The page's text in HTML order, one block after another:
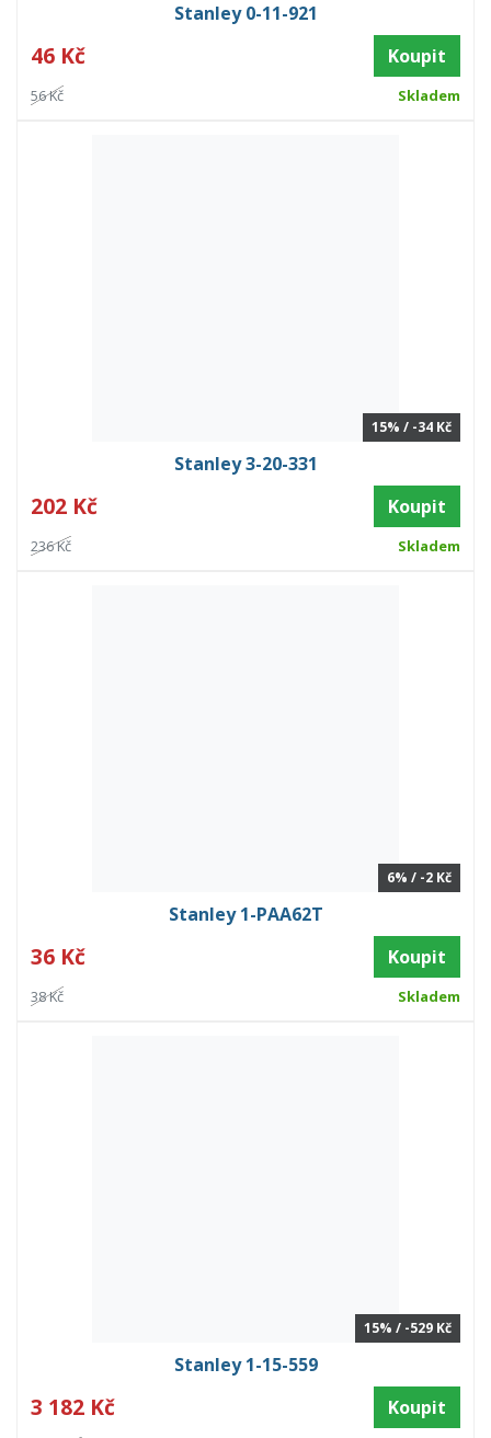
Stanley 0-11-921
46 Kč Koupit
56 Kč Skladem
15% / -34 Kč
Stanley 3-20-331
202 Kč Koupit
236 Kč Skladem
6% / -2 Kč
Stanley 1-PAA62T
36 Kč Koupit
38 Kč Skladem
15% / -529 Kč
Stanley 1-15-559
3 182 Kč Koupit